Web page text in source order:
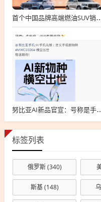
首个中国品牌高端燃油SUV销冠！
努比亚AI新品官宣：号
标签列表
俄罗斯(340)
斯基(148)